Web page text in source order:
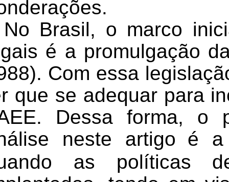
No Brasil, o marco
é a promulgação
Com essa
que se adequar para
Dessa forma, o
neste artigo
é a
as políticas